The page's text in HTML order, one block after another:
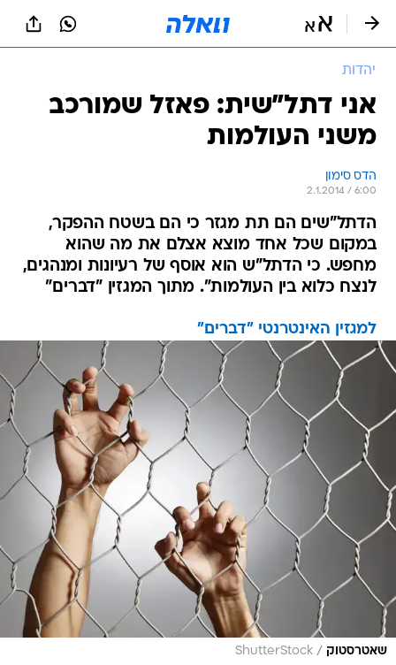
יהדות
אני דתל"שית: פאזל שמורכב
משני העולמות
הדס סימון
2.1.2014 / 6:00
הדתל"שים הם תת מגזר כי הם בשטח ההפקר,
במקום שכל אחד מוצא אצלם את מה שהוא
מחפש. כי הדתל"ש הוא אוסף של רעיונות ומנהגים,
לנצח כלוא בין העולמות". מתוך המגזין "דברים"
למגזין האינטרנטי "דברים"
שאטרסטוק /
ShutterStock